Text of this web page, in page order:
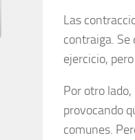
Las
contraiga.
ejercicio,
Por otro
provocando
comunes.